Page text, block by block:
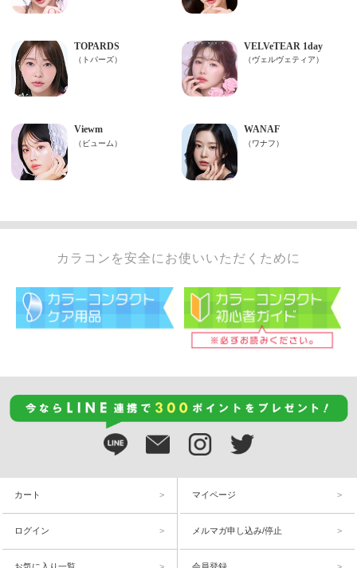
カラコンを安全にお使いいただくために
カート マイページ
ログイン メルマガ申し込み/停止